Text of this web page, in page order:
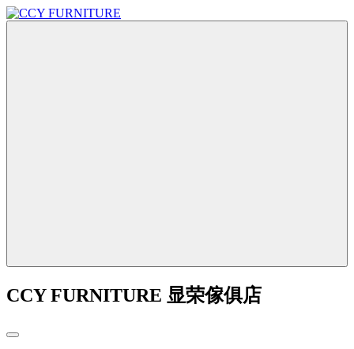
CCY FURNITURE 显荣傢俱店